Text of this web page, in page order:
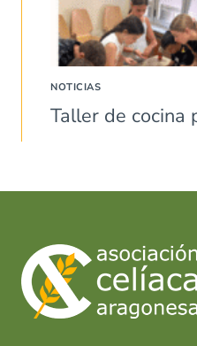
NOTICIAS
Taller de cocina